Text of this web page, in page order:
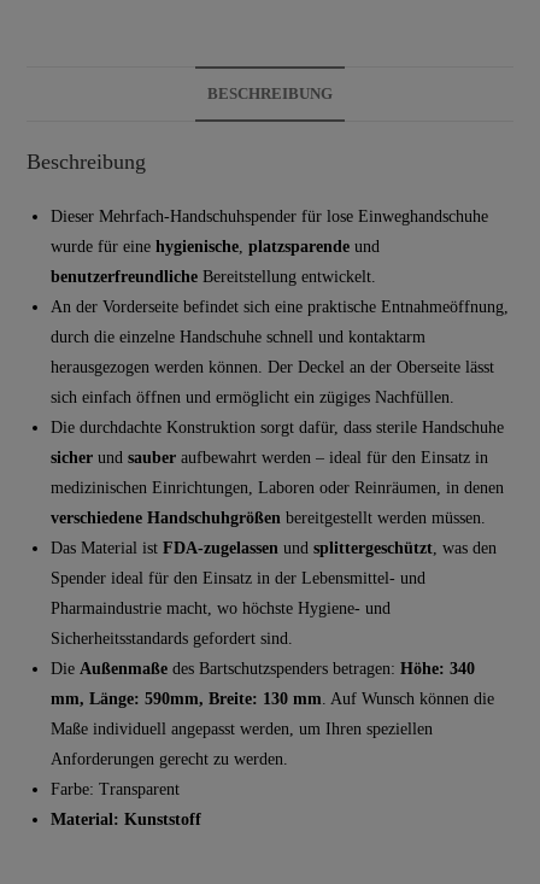
BESCHREIBUNG
Beschreibung
Dieser Mehrfach-Handschuhspender für lose Einweghandschuhe
wurde für einehygienische ,platzsparende und
benutzerfreundliche Bereitstellung entwickelt.
An der Vorderseite befindet sich eine praktische Entnahmeöffnung,
durch die einzelne Handschuhe schnell und kontaktarm
herausgezogen werden können. Der Deckel an der Oberseite lässt
sich einfach öffnen und ermöglicht ein zügiges Nachfüllen.
Die durchdachte Konstruktion sorgt dafür, dass sterile Handschuhe
sicher undsauber aufbewahrt werden – ideal für den Einsatz in
medizinischen Einrichtungen, Laboren oder Reinräumen, in denen
verschiedene Handschuhgrößen bereitgestellt werden müssen.
Das Material istFDA-zugelassen undsplittergeschützt , was den
Spender ideal für den Einsatz in der Lebensmittel- und
Pharmaindustrie macht, wo höchste Hygiene- und
Sicherheitsstandards gefordert sind.
Die Außenmaße des Bartschutzspenders betragen:Höhe: 340
mm, Länge: 590mm, Breite: 130 mm . Auf Wunsch können die
Maße individuell angepasst werden, um Ihren speziellen
Anforderungen gerecht zu werden.
Farbe: Transparent
Material: Kunststoff